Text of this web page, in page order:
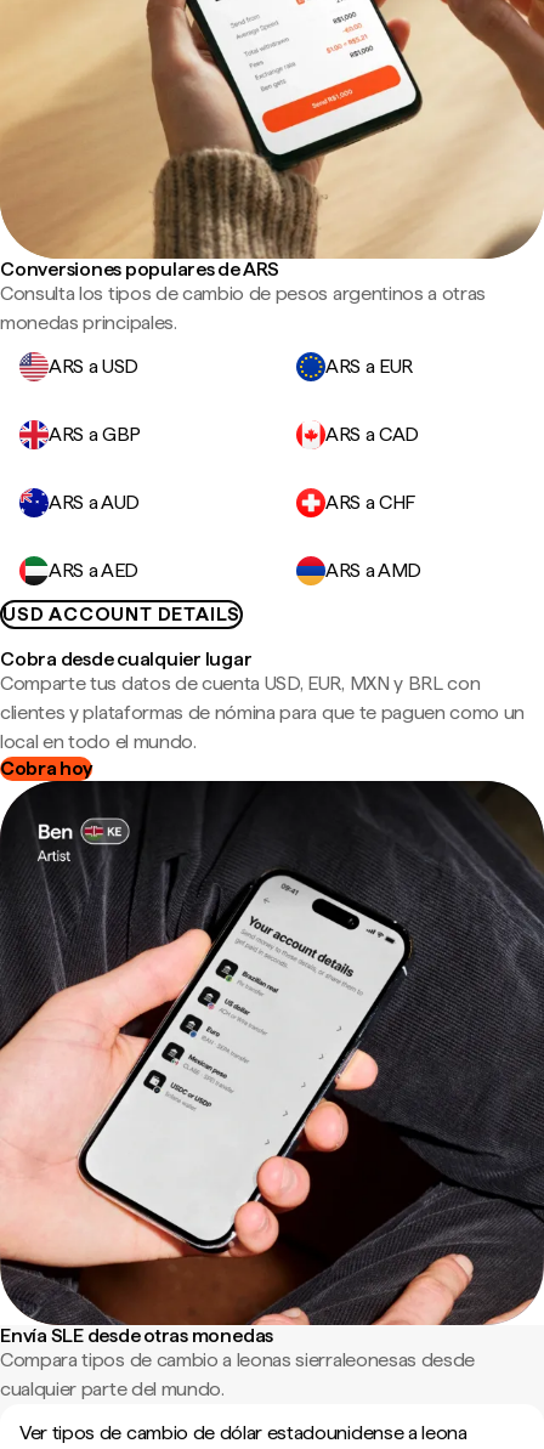
Conversiones populares de ARS
Consulta los tipos de cambio de pesos argentinos a otras
monedas principales.
ARS a USD
ARS a EUR
ARS a GBP ARS a CAD
ARS a AUD ARS a CHF
ARS a AED
ARS a AMD
USD ACCOUNT DETAILS
Cobra desde cualquier lugar
Comparte tus datos de cuenta USD, EUR, MXN y BRL con
clientes y plataformas de nómina para que te paguen como un
local en todo el mundo.
Cobra hoy
Envía SLE desde otras monedas
Compara tipos de cambio a leonas sierraleonesas desde
cualquier parte del mundo.
Ver tipos de cambio de dólar estadounidense a leona